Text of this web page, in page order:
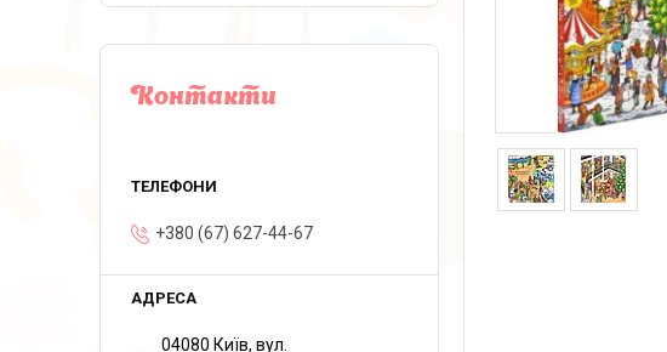
Контакти
+380 (67) 627-44-67
04080 Київ, вул.